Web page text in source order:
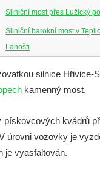
Silniční most přes Lužický
Silniční barokní most v
Lahošti
Silniční most v ulici T. G.
ve Šluknově
Železniční viadukt v
Malý železniční viadukt ve
silnice Hřivice-
kamenný most.
pískovcových kvádrů
úrovni vozovky je
je vyasfaltován.